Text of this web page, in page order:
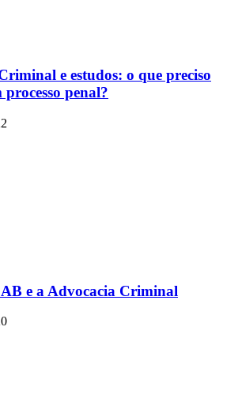
e estudos: o que preciso
penal?
e a Advocacia Criminal